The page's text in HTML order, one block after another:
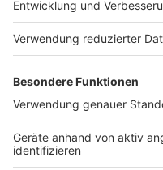
Presse
Werben
Archiv
ANTENNE BAYERN GROUP
Stiftung ANTENNE BAYERN